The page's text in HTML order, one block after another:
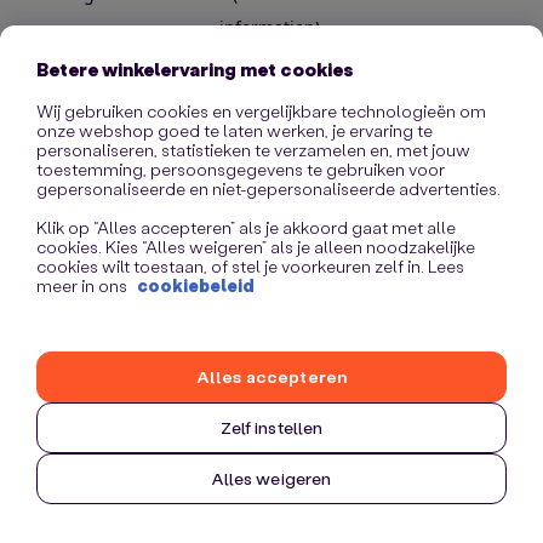
information).
Betere winkelervaring met cookies
Wij gebruiken cookies en vergelijkbare technologieën om
onze webshop goed te laten werken, je ervaring te
personaliseren, statistieken te verzamelen en, met jouw
toestemming, persoonsgegevens te gebruiken voor
gepersonaliseerde en niet-gepersonaliseerde advertenties.
Klik op “Alles accepteren” als je akkoord gaat met alle
cookies. Kies “Alles weigeren” als je alleen noodzakelijke
cookies wilt toestaan, of stel je voorkeuren zelf in. Lees
meer in ons cookiebeleid
Zelf instellen
Alles weigeren
Alles accepteren